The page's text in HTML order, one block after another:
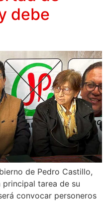
debe
de Pedro Castillo,
principal tarea de su
convocar personeros